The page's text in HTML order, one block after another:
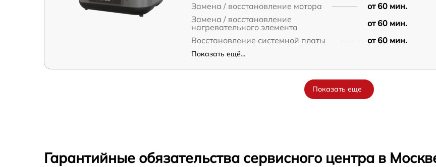
Замена / восстановление мотора
от 60 мин.
Замена / восстановление
нагревательного элемента
от 60 мин.
Восстановление системной платы
от 60 мин.
Показать ещё...
Показать еще
Гарантийные обязательства сервисного центра в